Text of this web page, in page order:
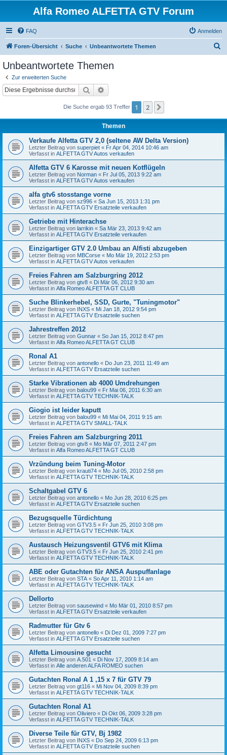
Alfa Romeo ALFETTA GTV Forum
FAQ Anmelden
Foren-Übersicht Suche Unbeantwortete Themen
Unbeantwortete Themen
Zur erweiterten Suche
Suche
Die Suche ergab 93 Treffer 1 2
Themen
Verkaufe Alfetta GTV 2,0 (seltene AW Delta Version)
Letzter Beitrag von superpiet « Fr Apr 04, 2014 10:46 am
Verfasst in ALFETTA GTV Autos verkaufen
Alfetta GTV 6 Karosse mit neuen Kotflügeln
Letzter Beitrag von Norman « Fr Jul 05, 2013 9:22 am
Verfasst in ALFETTA GTV Autos verkaufen
alfa gtv6 stosstange vorne
Letzter Beitrag von sz996 « Sa Jun 15, 2013 1:31 pm
Verfasst in ALFETTA GTV Ersatzteile verkaufen
Getriebe mit Hinterachse
Letzter Beitrag von larrikin « Sa Mär 23, 2013 9:42 am
Verfasst in ALFETTA GTV Ersatzteile verkaufen
Einzigartiger GTV 2.0 Umbau an Alfisti abzugeben
Letzter Beitrag von MBCorse « Mo Mär 19, 2012 2:53 pm
Verfasst in ALFETTA GTV Autos verkaufen
Freies Fahren am Salzburgring 2012
Letzter Beitrag von gtv8 « Di Mär 06, 2012 9:30 am
Verfasst in Alfa Romeo ALFETTA GT CLUB
Suche Blinkerhebel, SSD, Gurte, "Tuningmotor"
Letzter Beitrag von INXS « Mi Jan 18, 2012 9:54 pm
Verfasst in ALFETTA GTV Ersatzteile suchen
Jahrestreffen 2012
Letzter Beitrag von Gunnar « So Jan 15, 2012 8:47 pm
Verfasst in Alfa Romeo ALFETTA GT CLUB
Ronal A1
Letzter Beitrag von antonello « Do Jun 23, 2011 11:49 am
Verfasst in ALFETTA GTV Ersatzteile suchen
Starke Vibrationen ab 4000 Umdrehungen
Letzter Beitrag von balou99 « Fr Mai 06, 2011 6:30 am
Verfasst in ALFETTA GTV TECHNIK-TALK
Giogio ist leider kaputt
Letzter Beitrag von balou99 « Mi Mai 04, 2011 9:15 am
Verfasst in ALFETTA GTV SMALL-TALK
Freies Fahren am Salzburgring 2011
Letzter Beitrag von gtv8 « Mo Mär 07, 2011 2:47 pm
Verfasst in Alfa Romeo ALFETTA GT CLUB
Vrzündung beim Tuning-Motor
Letzter Beitrag von krauti74 « Mo Jul 05, 2010 2:58 pm
Verfasst in ALFETTA GTV TECHNIK-TALK
Schaltgabel GTV 6
Letzter Beitrag von antonello « Mo Jun 28, 2010 6:25 pm
Verfasst in ALFETTA GTV Ersatzteile suchen
Bezugsquelle Türdichtung
Letzter Beitrag von GTV3.5 « Fr Jun 25, 2010 3:08 pm
Verfasst in ALFETTA GTV TECHNIK-TALK
Austausch Heizungsventil GTV6 mit Klima
Letzter Beitrag von GTV3.5 « Fr Jun 25, 2010 2:41 pm
Verfasst in ALFETTA GTV TECHNIK-TALK
ABE oder Gutachten für ANSA Auspuffanlage
Letzter Beitrag von STA « So Apr 11, 2010 1:14 am
Verfasst in ALFETTA GTV TECHNIK-TALK
Dellorto
Letzter Beitrag von sausewind « Mo Mär 01, 2010 8:57 pm
Verfasst in ALFETTA GTV Ersatzteile verkaufen
Radmutter für Gtv 6
Letzter Beitrag von antonello « Di Dez 01, 2009 7:27 pm
Verfasst in ALFETTA GTV Ersatzteile suchen
Alfetta Limousine gesucht
Letzter Beitrag von A.501 « Di Nov 17, 2009 8:14 am
Verfasst in Alle anderen ALFA ROMEO suchen
Gutachten Ronal A 1 ,15 x 7 für GTV 79
Letzter Beitrag von gt116 « Mi Nov 04, 2009 8:39 pm
Verfasst in ALFETTA GTV TECHNIK-TALK
Gutachten Ronal A1
Letzter Beitrag von Oliviero « Di Okt 06, 2009 3:28 pm
Verfasst in ALFETTA GTV TECHNIK-TALK
Diverse Teile für GTV, Bj 1982
Letzter Beitrag von INXS « Do Sep 24, 2009 6:13 pm
Verfasst in ALFETTA GTV Ersatzteile suchen